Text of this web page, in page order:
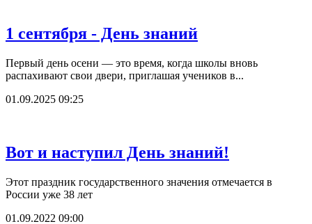
1 сентября - День знаний
Первый день осени — это время, когда школы вновь
распахивают свои двери, приглашая учеников в...
01.09.2025 09:25
Вот и наступил День знаний!
Этот праздник государственного значения отмечается в
России уже 38 лет
01.09.2022 09:00